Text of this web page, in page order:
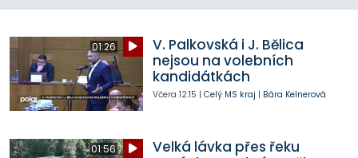
01:26
V. Palkovská i J. Bělica
nejsou na volebních
kandidátkách
Včera 12:15 | Celý MS kraj | Bára Kelnerová
01:56
Velká lávka přes řeku